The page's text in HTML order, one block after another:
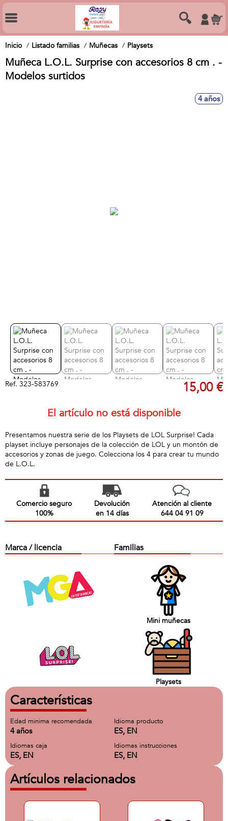
Inicio Listado familias Muñecas Playsets
Muñeca L.O.L. Surprise con accesorios 8 cm . -
Modelos surtidos
4 años
Ref. 323-583769 15,00 €
El artículo no está disponible
Presentamos nuestra serie de los Playsets de LOL Surprise! Cada
playset incluye personajes de la colección de LOL y un montón de
accesorios y zonas de juego. Colecciona los 4 para crear tu mundo
de L.O.L.
Comercio seguro
100%
Devolución
en 14 días
Atención al cliente
644 04 91 09
Marca / licencia Familias
Mini muñecas
Playsets
Características
Edad minima recomendada
4 años
Idioma producto
ES, EN
Idiomas caja
ES, EN
Idiomas instrucciones
ES, EN
Artículos relacionados